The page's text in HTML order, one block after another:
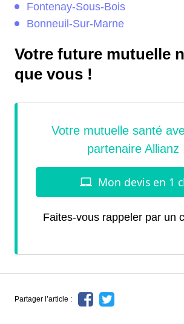
Fontenay-Sous-Bois
Bonneuil-Sur-Marne
Votre future mutuelle
que vous !
Faites-vous rappeler par un
Partager l’article :